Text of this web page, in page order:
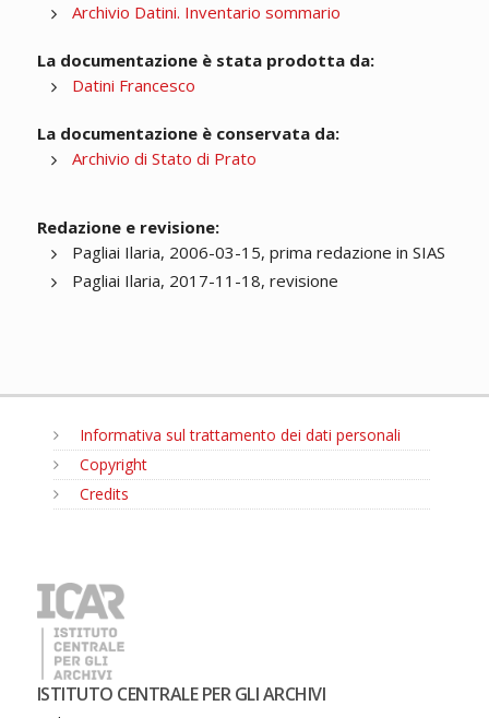
Archivio Datini. Inventario sommario
La documentazione è stata prodotta da:
Datini Francesco
La documentazione è conservata da:
Archivio di Stato di Prato
Redazione e revisione:
Pagliai Ilaria, 2006-03-15, prima redazione in SIAS
Pagliai Ilaria, 2017-11-18, revisione
Informativa sul trattamento dei dati personali
Copyright
Credits
ISTITUTO CENTRALE PER GLI ARCHIVI